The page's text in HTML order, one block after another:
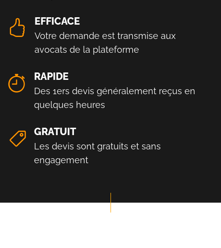
EFFICACE
Votre demande est transmise aux
avocats de la plateforme
RAPIDE
Des 1ers devis généralement reçus en
quelques heures
GRATUIT
Les devis sont gratuits et sans
engagement